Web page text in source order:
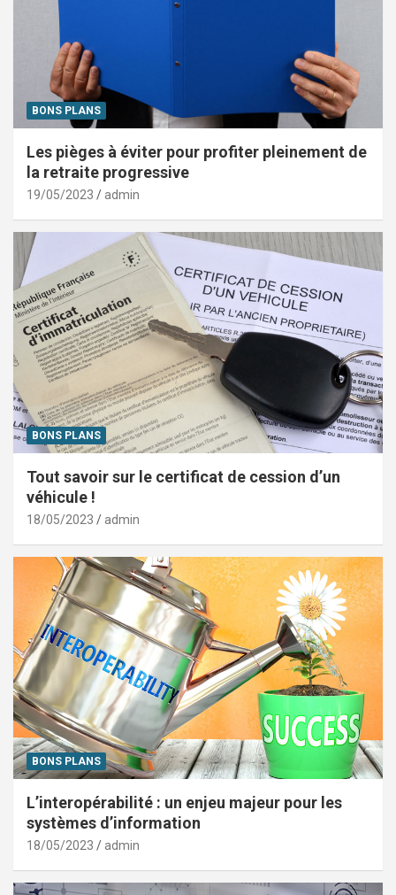
BONS PLANS
Les pièges à éviter pour profiter pleinement de
la retraite progressive
19/05/2023 admin
BONS PLANS
Tout savoir sur le certificat de cession d’un
véhicule !
18/05/2023 admin
BONS PLANS
L’interopérabilité : un enjeu majeur pour les
systèmes d’information
18/05/2023 admin